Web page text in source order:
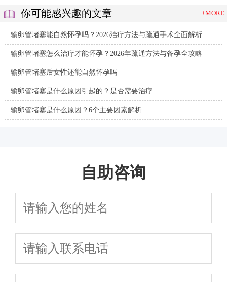
你可能感兴趣的文章 +MORE
输卵管堵塞能自然怀孕吗？2026治疗方法与疏通手术全面解析
输卵管堵塞怎么治疗才能怀孕？2026年疏通方法与备孕全攻略
输卵管堵塞后女性还能自然怀孕吗
输卵管堵塞是什么原因引起的？是否需要治疗
输卵管堵塞是什么原因？6个主要因素解析
自助咨询